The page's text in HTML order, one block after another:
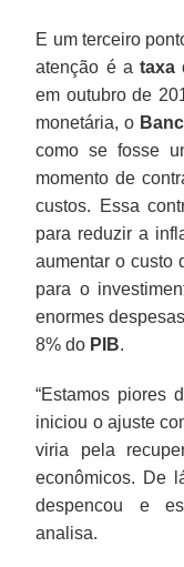
E um terceiro
atenção é ataxa
em outubro de
monetária, o
como se fosse
momento de
custos. Essa
para reduzir a
aumentar o custo
para o
enormes
8% do PIB.
“Estamos piores
iniciou o ajuste
viria pela
econômicos. De
despencou e
analisa.